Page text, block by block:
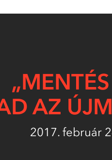
AZ
2017. február